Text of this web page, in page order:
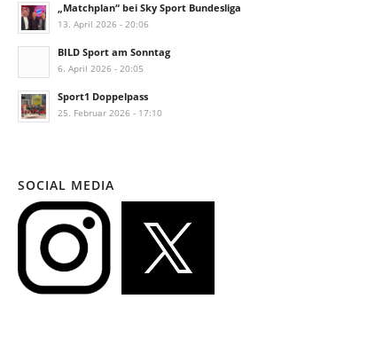
„Matchplan“ bei Sky Sport Bundesliga
13. April 2026 - 20:06
BILD Sport am Sonntag
6. April 2026 - 20:05
Sport1 Doppelpass
25. Februar 2026 - 17:10
SOCIAL MEDIA